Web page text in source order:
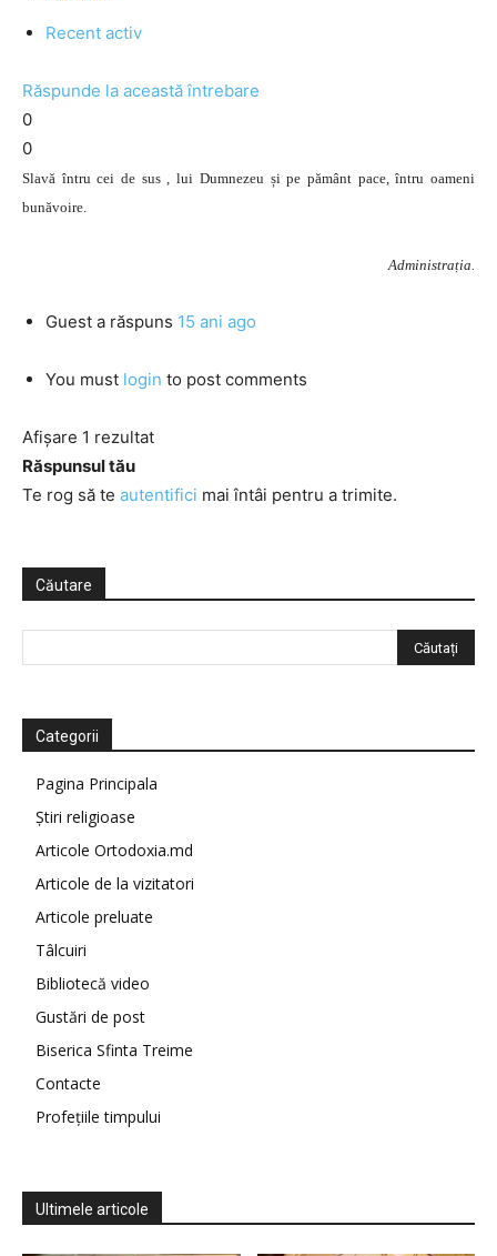
Recent activ
Răspunde la această întrebare
0
0
Slavă întru cei de sus , lui Dumnezeu și pe pământ pace, întru oameni
bunăvoire.
Administrația.
Guest a răspuns 15 ani ago
You must login to post comments
Afișare 1 rezultat
Răspunsul tău
Te rog să te autentifici mai întâi pentru a trimite.
Căutare
Categorii
Pagina Principala
Știri religioase
Articole Ortodoxia.md
Articole de la vizitatori
Articole preluate
Tâlcuiri
Bibliotecă video
Gustări de post
Biserica Sfinta Treime
Contacte
Profețiile timpului
Ultimele articole